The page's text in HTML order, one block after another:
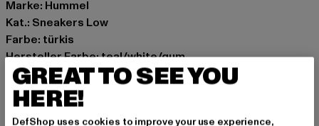
Marke: Hummel
Kat.: Sneakers Low
Farbe: türkis
Hersteller Farbe: teal/white/gum
Obermaterial: Leder
Innenfutter: Textil
Art.Nr: HUFWU-000124-23143
GREAT TO SEE YOU
HERE!
DefShop uses cookies to improve your use experience,